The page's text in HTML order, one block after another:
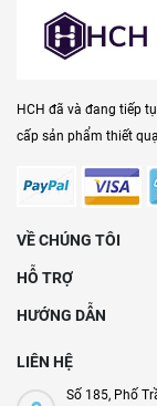
HCH đã và đang tiếp
cấp sản phẩm thiết
VỀ CHÚNG TÔI
HỖ TRỢ
HƯỚNG DẪN
LIÊN HỆ
Số 185, Phố